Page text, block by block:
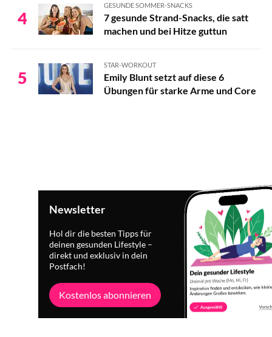
4
GESUNDE SOMMER-SNACKS
7 gesunde Strand-Snacks, die satt
machen und bei Hitze guttun
5
STAR-WORKOUT
Emily Blunt setzt auf diese 6
Übungen für starke Arme und Core
Newsletter
Hol dir die besten Tipps für
deinen gesunden Lifestyle –
direkt und exklusiv in dein
Postfach!
Kostenlos abonnieren